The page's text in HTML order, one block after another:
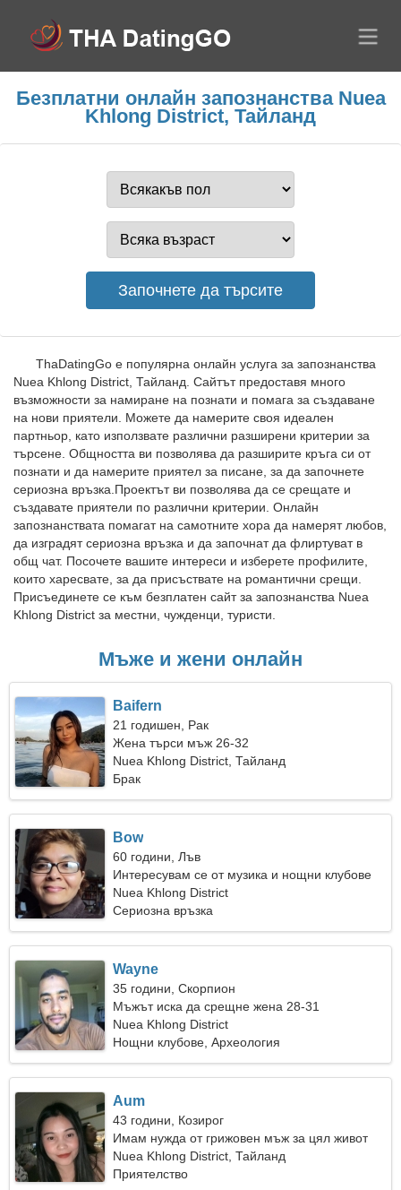
Безплатни онлайн запознанства Nuea
Khlong District, Тайланд
ThaDatingGo е популярна онлайн услуга за запознанства
Nuea Khlong District, Тайланд. Сайтът предоставя много
възможности за намиране на познати и помага за създаване
на нови приятели. Можете да намерите своя идеален
партньор, като използвате различни разширени критерии за
търсене. Общността ви позволява да разширите кръга си от
познати и да намерите приятел за писане, за да започнете
сериозна връзка.Проектът ви позволява да се срещате и
създавате приятели по различни критерии. Онлайн
запознанствата помагат на самотните хора да намерят любов,
да изградят сериозна връзка и да започнат да флиртуват в
общ чат. Посочете вашите интереси и изберете профилите,
които харесвате, за да присъствате на романтични срещи.
Присъединете се към безплатен сайт за запознанства Nuea
Khlong District за местни, чужденци, туристи.
Мъже и жени онлайн
Baifern
21 годишен, Рак
Жена търси мъж 26-32
Nuea Khlong District, Тайланд
Брак
Bow
60 години, Лъв
Интересувам се от музика и нощни клубове
Nuea Khlong District
Сериозна връзка
Wayne
35 години, Скорпион
Мъжът иска да срещне жена 28-31
Nuea Khlong District
Нощни клубове, Археология
Aum
43 години, Козирог
Имам нужда от грижовен мъж за цял живот
Nuea Khlong District, Тайланд
Приятелство